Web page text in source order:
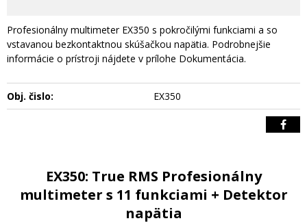
Profesionálny multimeter EX350 s pokročilými funkciami a so
vstavanou bezkontaktnou skúšačkou napätia. Podrobnejšie
informácie o prístroji nájdete v prílohe Dokumentácia.
Obj. čislo: EX350
EX350: True RMS Profesionálny
multimeter s 11 funkciami + Detektor
napätia